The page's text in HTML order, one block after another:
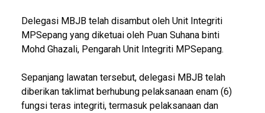
Delegasi MBJB telah disambut oleh Unit Integriti
MPSepang yang diketuai oleh Puan Suhana binti
Mohd Ghazali, Pengarah Unit Integriti MPSepang.
Sepanjang lawatan tersebut, delegasi MBJB telah
diberikan taklimat berhubung pelaksanaan enam (6)
fungsi teras integriti, termasuk pelaksanaan dan